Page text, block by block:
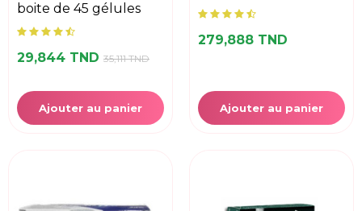
boite de 45 gélules
29,844 TND 35,111 TND
Ajouter au panier
279,888 TND
Ajouter au panier